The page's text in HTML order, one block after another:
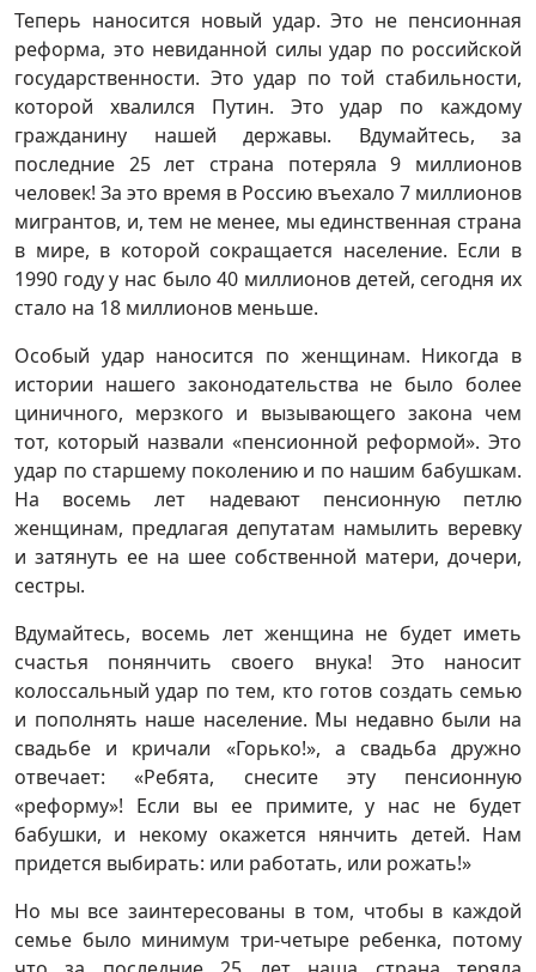
Теперь наносится новый удар. Это не пенсионная
реформа, это невиданной силы удар по российской
государственности. Это удар по той стабильности,
которой хвалился Путин. Это удар по каждому
гражданину нашей державы. Вдумайтесь, за
последние 25 лет страна потеряла 9 миллионов
человек! За это время в Россию въехало 7 миллионов
мигрантов, и, тем не менее, мы единственная страна
в мире, в которой сокращается население. Если в
1990 году у нас было 40 миллионов детей, сегодня их
стало на 18 миллионов меньше.
Особый удар наносится по женщинам. Никогда в
истории нашего законодательства не было более
циничного, мерзкого и вызывающего закона чем
тот, который назвали «пенсионной реформой». Это
удар по старшему поколению и по нашим бабушкам.
На восемь лет надевают пенсионную петлю
женщинам, предлагая депутатам намылить веревку
и затянуть ее на шее собственной матери, дочери,
сестры.
Вдумайтесь, восемь лет женщина не будет иметь
счастья понянчить своего внука! Это наносит
колоссальный удар по тем, кто готов создать семью
и пополнять наше население. Мы недавно были на
свадьбе и кричали «Горько!», а свадьба дружно
отвечает: «Ребята, снесите эту пенсионную
«реформу»! Если вы ее примите, у нас не будет
бабушки, и некому окажется нянчить детей. Нам
придется выбирать: или работать, или рожать!»
Но мы все заинтересованы в том, чтобы в каждой
семье было минимум три-четыре ребенка, потому